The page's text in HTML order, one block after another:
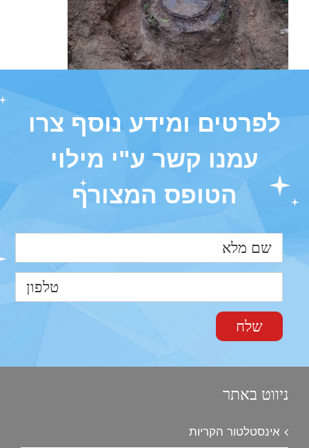
לפרטים ומידע נוסף צרו
עמנו קשר ע"י מילוי
הטופס המצורף
ניווט באתר
אינסטלטור הקריות